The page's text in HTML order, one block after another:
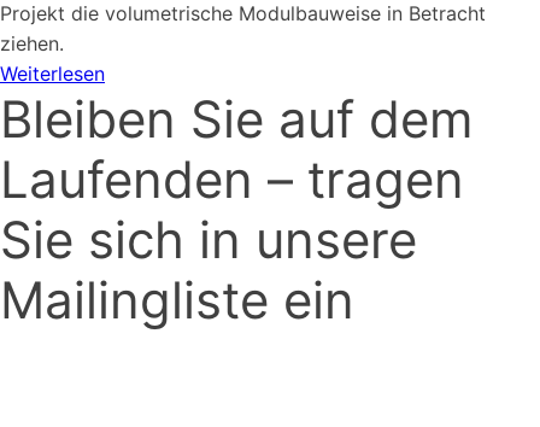
Projekt die volumetrische Modulbauweise in Betracht
ziehen.
Weiterlesen
Bleiben Sie auf dem
Laufenden – tragen
Sie sich in unsere
Mailingliste ein